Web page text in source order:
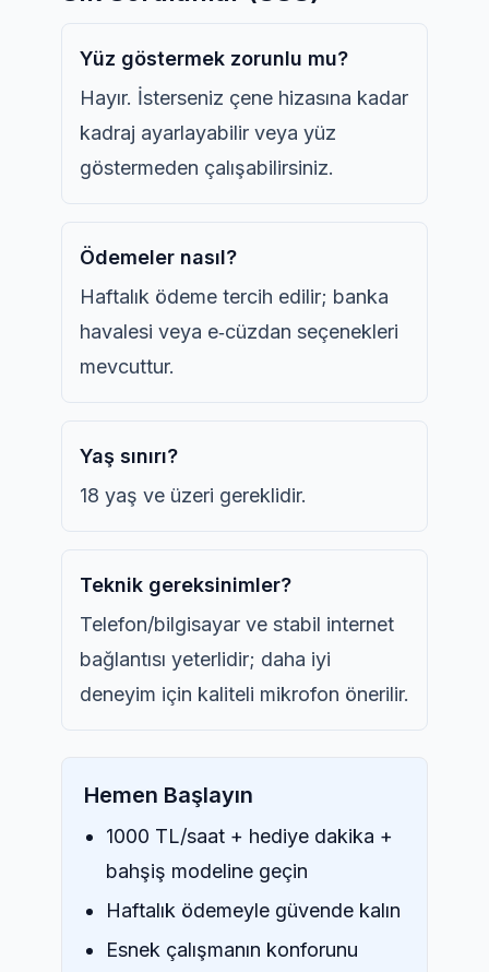
Yüz göstermek zorunlu mu?
Hayır. İsterseniz çene hizasına kadar
kadraj ayarlayabilir veya yüz
göstermeden çalışabilirsiniz.
Ödemeler nasıl?
Haftalık ödeme tercih edilir; banka
havalesi veya e‑cüzdan seçenekleri
mevcuttur.
Yaş sınırı?
18 yaş ve üzeri gereklidir.
Teknik gereksinimler?
Telefon/bilgisayar ve stabil internet
bağlantısı yeterlidir; daha iyi
deneyim için kaliteli mikrofon önerilir.
Hemen Başlayın
1000 TL/saat + hediye dakika +
bahşiş modeline geçin
Haftalık ödemeyle güvende kalın
Esnek çalışmanın konforunu